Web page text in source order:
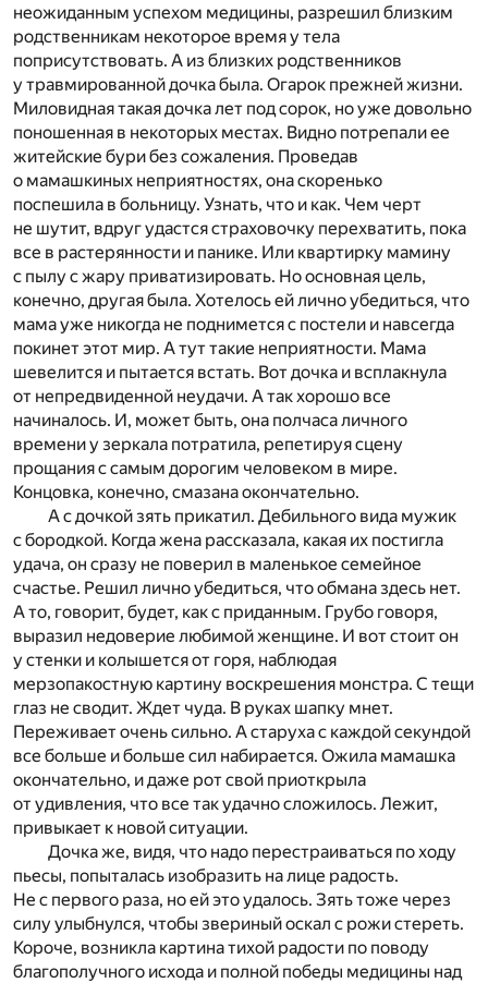
неожиданным успехом медицины, разрешил близким
родственникам некоторое время у тела
поприсутствовать. А из близких родственников
у травмированной дочка была. Огарок прежней жизни.
Миловидная такая дочка лет под сорок, но уже довольно
поношенная в некоторых местах. Видно потрепали ее
житейские бури без сожаления. Проведав
о мамашкиных неприятностях, она скоренько
поспешила в больницу. Узнать, что и как. Чем черт
не шутит, вдруг удастся страховочку перехватить, пока
все в растерянности и панике. Или квартирку мамину
с пылу с жару приватизировать. Но основная цель,
конечно, другая была. Хотелось ей лично убедиться, что
мама уже никогда не поднимется с постели и навсегда
покинет этот мир. А тут такие неприятности. Мама
шевелится и пытается встать. Вот дочка и всплакнула
от непредвиденной неудачи. А так хорошо все
начиналось. И, может быть, она полчаса личного
времени у зеркала потратила, репетируя сцену
прощания с самым дорогим человеком в мире.
Концовка, конечно, смазана окончательно.
А с дочкой зять прикатил. Дебильного вида мужик
с бородкой. Когда жена рассказала, какая их постигла
удача, он сразу не поверил в маленькое семейное
счастье. Решил лично убедиться, что обмана здесь нет.
А то, говорит, будет, как с приданным. Грубо говоря,
выразил недоверие любимой женщине. И вот стоит он
у стенки и колышется от горя, наблюдая
мерзопакостную картину воскрешения монстра. С тещи
глаз не сводит. Ждет чуда. В руках шапку мнет.
Переживает очень сильно. А старуха с каждой секундой
все больше и больше сил набирается. Ожила мамашка
окончательно, и даже рот свой приоткрыла
от удивления, что все так удачно сложилось. Лежит,
привыкает к новой ситуации.
Дочка же, видя, что надо перестраиваться по ходу
пьесы, попыталась изобразить на лице радость.
Не с первого раза, но ей это удалось. Зять тоже через
силу улыбнулся, чтобы звериный оскал с рожи стереть.
Короче, возникла картина тихой радости по поводу
благополучного исхода и полной победы медицины над